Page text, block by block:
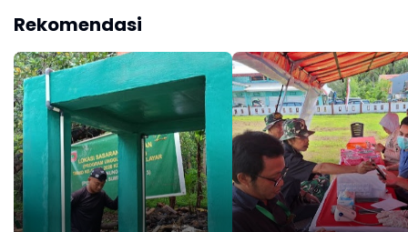
Rekomendasi